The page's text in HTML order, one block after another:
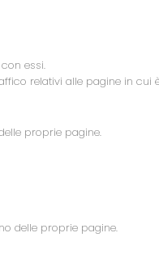
essi.
relativi alle pagine in cui
proprie pagine.
delle proprie pagine.